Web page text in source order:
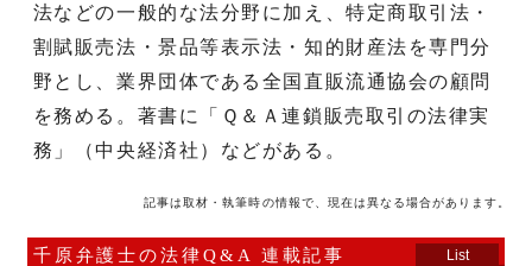
法などの一般的な法分野に加え、特定商取引法・
割賦販売法・景品等表示法・知的財産法を専門分
野とし、業界団体である全国直販流通協会の顧問
を務める。著書に「Ｑ＆Ａ連鎖販売取引の法律実
務」（中央経済社）などがある。
記事は取材・執筆時の情報で、現在は異なる場合があります。
千原弁護士の法律Q&A 連載記事 List